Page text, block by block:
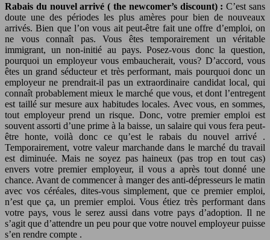
Rabais du nouvel arrivé ( the newcomer’s discount) : C’est sans
doute une des périodes les plus amères pour bien de nouveaux
arrivés. Bien que l’on vous ait peut-être fait une offre d’emploi, on
ne vous connaît pas. Vous êtes temporairement un véritable
immigrant, un non-initié au pays. Posez-vous donc la question,
pourquoi un employeur vous embaucherait, vous? D’accord, vous
êtes un grand séducteur et très performant, mais pourquoi donc un
employeur ne prendrait-il pas un extraordinaire candidat local, qui
connaît probablement mieux le marché que vous, et dont l’entregent
est taillé sur mesure aux habitudes locales. Avec vous, en sommes,
tout employeur prend un risque. Donc, votre premier emploi est
souvent assorti d’une prime à la baisse, un salaire qui vous fera peut-
être honte, voilà donc ce qu’est le rabais du nouvel arrivé .
Temporairement, votre valeur marchande dans le marché du travail
est diminuée. Mais ne soyez pas haineux (pas trop en tout cas)
envers votre premier employeur, il vous a après tout donné une
chance. Avant de commencer à manger des anti-dépresseurs le matin
avec vos céréales, dites-vous simplement, que ce premier emploi,
n’est que ça, un premier emploi. Vous étiez très performant dans
votre pays, vous le serez aussi dans votre pays d’adoption. Il ne
s’agit que d’attendre un peu pour que votre nouvel employeur puisse
s’en rendre compte .